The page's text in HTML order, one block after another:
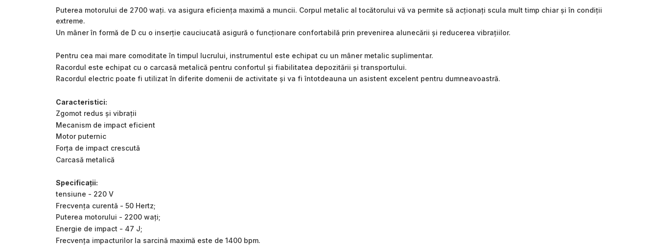
Puterea motorului de 2700 wați. va asigura eficiența maximă a muncii. Corpul metalic al tocătorului vă va permite să acționați scula mult timp chiar și în condiții
extreme.
Un mâner în formă de D cu o inserție cauciucată asigură o funcționare confortabilă prin prevenirea alunecării și reducerea vibrațiilor.
Pentru cea mai mare comoditate în timpul lucrului, instrumentul este echipat cu un mâner metalic suplimentar.
Racordul este echipat cu o carcasă metalică pentru confortul și fiabilitatea depozitării și transportului.
Racordul electric poate fi utilizat în diferite domenii de activitate și va fi întotdeauna un asistent excelent pentru dumneavoastră.
Caracteristici:
Zgomot redus și vibrații
Mecanism de impact eficient
Motor puternic
Forța de impact crescută
Carcasă metalică
Specificații:
tensiune - 220 V
Frecvența curentă - 50 Hertz;
Puterea motorului - 2200 wați;
Energie de impact - 47 J;
Frecvența impacturilor la sarcină maximă este de 1400 bpm.